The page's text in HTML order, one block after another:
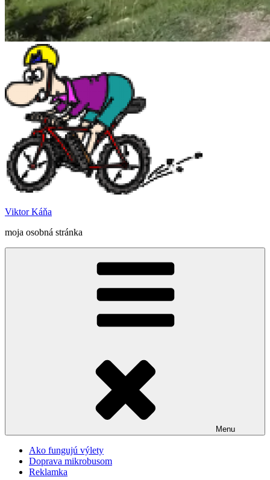
Viktor Káňa
moja osobná stránka
Menu
Ako fungujú výlety
Doprava mikrobusom
Reklamka